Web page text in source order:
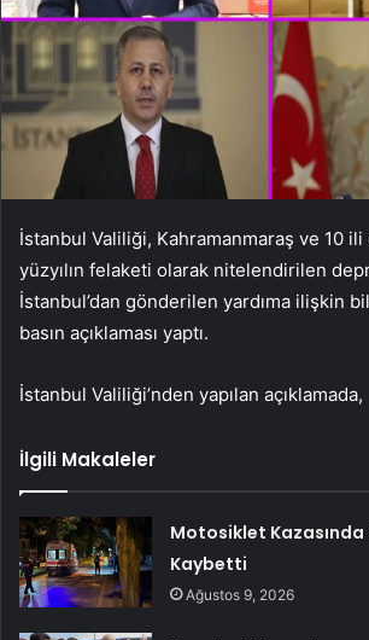
İstanbul Valiliği, Kahramanmaraş ve 10
yüzyılın felaketi olarak nitelendirilen
İstanbul’dan gönderilen yardıma ilişkin
basın açıklaması yaptı.
İstanbul Valiliği’nden yapılan açıklamada,
İlgili Makaleler
Motosiklet Kazasında
Kaybetti
Ağustos 9, 2026